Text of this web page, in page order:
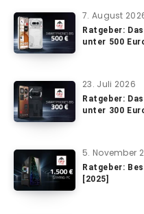
7. August
Ratgeber:
unter 500
23. Juli 2026
Ratgeber:
unter 300
5. November
Ratgeber:
[2025]